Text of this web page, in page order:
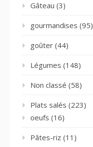
Gâteau (3)
gourmandises (95)
goûter (44)
Légumes (148)
Non classé (58)
Plats salés (223)
oeufs (16)
Pâtes-riz (11)